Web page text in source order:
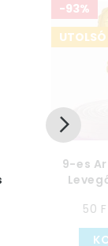
-93%
9-es
50